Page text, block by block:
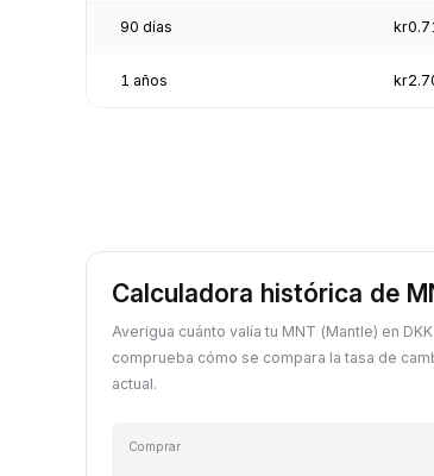
90 días
1 años
Calculadora histórica de
Averigua cuánto valía tu MNT (Mantle) en
comprueba cómo se compara la tasa de
actual.
Comprar